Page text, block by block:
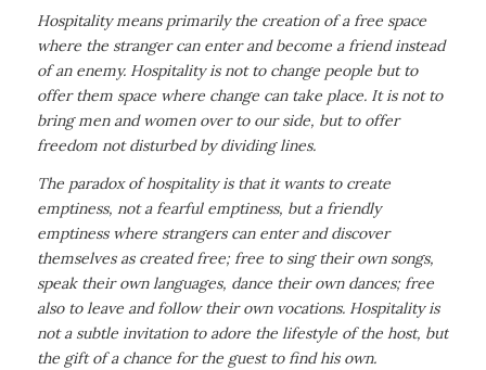
Hospitality means primarily the creation of a free space
where the stranger can enter and become a friend instead
of an enemy. Hospitality is not to change people but to
offer them space where change can take place. It is not to
bring men and women over to our side, but to offer
freedom not disturbed by dividing lines.
The paradox of hospitality is that it wants to create
emptiness, not a fearful emptiness, but a friendly
emptiness where strangers can enter and discover
themselves as created free; free to sing their own songs,
speak their own languages, dance their own dances; free
also to leave and follow their own vocations. Hospitality is
not a subtle invitation to adore the lifestyle of the host, but
the gift of a chance for the guest to find his own.